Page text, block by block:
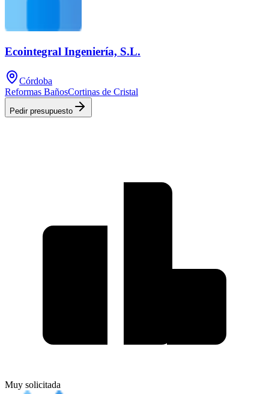
Ecointegral Ingeniería, S.L.
Córdoba
Reformas BañosCortinas de Cristal
Pedir presupuesto
Muy solicitada